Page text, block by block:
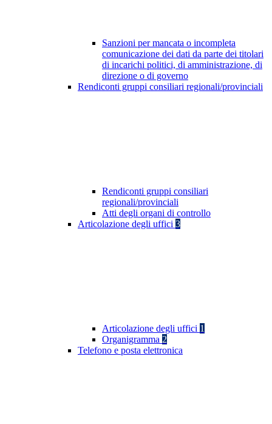
Sanzioni per mancata o incompleta
comunicazione dei dati da parte dei titolari
di incarichi politici, di amministrazione, di
direzione o di governo
Rendiconti gruppi consiliari regionali/provinciali
Rendiconti gruppi consiliari
regionali/provinciali
Atti degli organi di controllo
Articolazione degli uffici 3
Articolazione degli uffici 1
Organigramma 2
Telefono e posta elettronica